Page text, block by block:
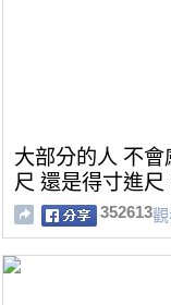
大部分的人 不
尺 還是得寸進
352613